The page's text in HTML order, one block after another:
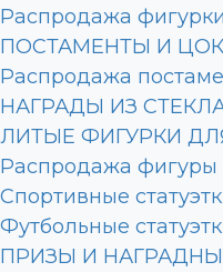
Распродажа фигурки
ПОСТАМЕНТЫ И
Распродажа
НАГРАДЫ ИЗ
ЛИТЫЕ ФИГУРКИ
Распродажа фигуры
Спортивные
Футбольные
ПРИЗЫ И